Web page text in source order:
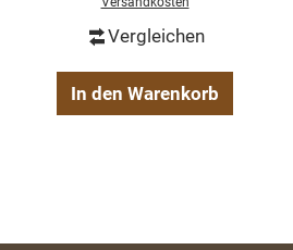
Vergleichen
In den Warenkorb